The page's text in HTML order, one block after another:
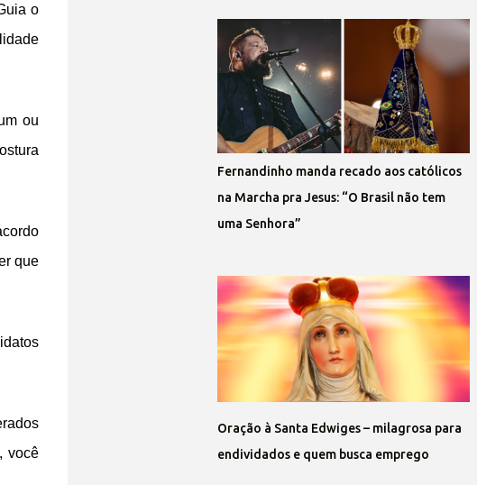
o
ou
que
você
Fernandinho manda recado aos católicos
na Marcha pra Jesus: “O Brasil não tem
uma Senhora”
Oração à Santa Edwiges – milagrosa para
endividados e quem busca emprego